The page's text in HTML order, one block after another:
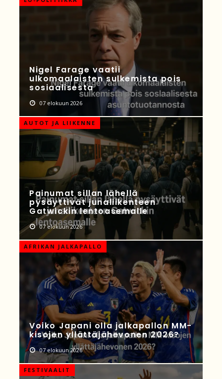
Nigel Farage vaatii
ulkomaalaisten sulkemista pois
sosiaalisesta
07 elokuun 2026
AUTOT JA LIIKENNE
Painumat sillan lähellä
pysäyttivät junaliikenteen
Gatwickin lentoasemalle
07 elokuun 2026
AFRIKAN JALKAPALLO
Voiko Japani olla jalkapallon MM-
kisojen yllättäjähevonen 2026?
07 elokuun 2026
FESTIVAALIT